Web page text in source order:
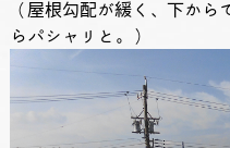
（屋根勾配が緩く、下か
らパシャリと。）